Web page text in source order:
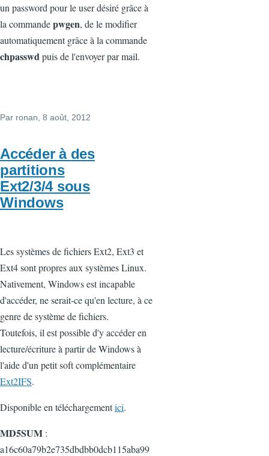
un password pour le user désiré grâce à
la commandepwgen, de le modifier
automatiquement grâce à la commande
chpasswdpuis de l'envoyer par mail.
Par ronan , 8 août, 2012
Accéder à des
partitions
Ext2/3/4 sous
Windows
Les systèmes de fichiers Ext2, Ext3 et
Ext4 sont propres aux systèmes Linux.
Nativement, Windows est incapable
d'accéder, ne serait-ce qu'en lecture, à ce
genre de système de fichiers.
Toutefois, il est possible d'y accéder en
lecture/écriture à partir de Windows à
l'aide d'un petit soft complémentaire
Ext2IFS.
Disponible en téléchargementici.
MD5SUM :
a16c60a79b2e735dbdbb0dcb115aba99